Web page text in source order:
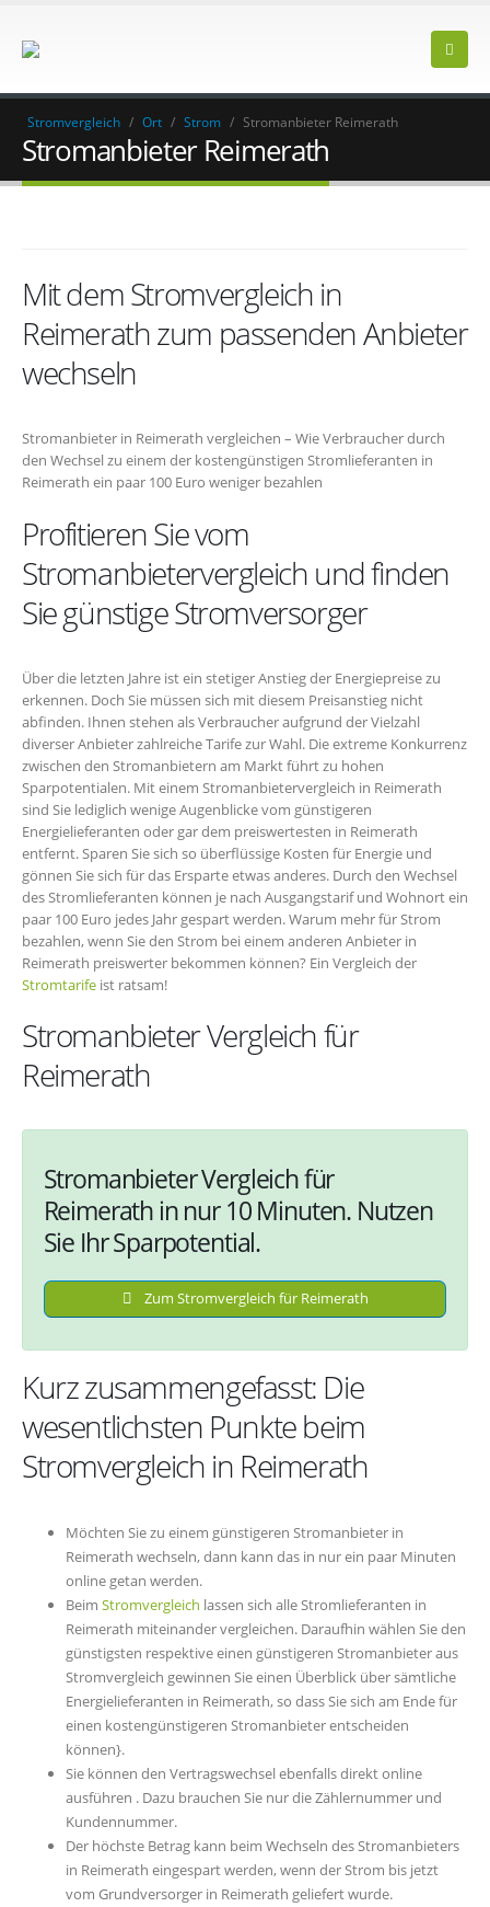
Stromvergleich / Ort / Strom / Stromanbieter Reimerath
Stromanbieter Reimerath
Mit dem Stromvergleich in
Reimerath zum passenden Anbieter
wechseln
Stromanbieter in Reimerath vergleichen – Wie Verbraucher durch
den Wechsel zu einem der kostengünstigen Stromlieferanten in
Reimerath ein paar 100 Euro weniger bezahlen
Profitieren Sie vom
Stromanbietervergleich und finden
Sie günstige Stromversorger
Über die letzten Jahre ist ein stetiger Anstieg der Energiepreise zu
erkennen. Doch Sie müssen sich mit diesem Preisanstieg nicht
abfinden. Ihnen stehen als Verbraucher aufgrund der Vielzahl
diverser Anbieter zahlreiche Tarife zur Wahl. Die extreme Konkurrenz
zwischen den Stromanbietern am Markt führt zu hohen
Sparpotentialen. Mit einem Stromanbietervergleich in Reimerath
sind Sie lediglich wenige Augenblicke vom günstigeren
Energielieferanten oder gar dem preiswertesten in Reimerath
entfernt. Sparen Sie sich so überflüssige Kosten für Energie und
gönnen Sie sich für das Ersparte etwas anderes. Durch den Wechsel
des Stromlieferanten können je nach Ausgangstarif und Wohnort ein
paar 100 Euro jedes Jahr gespart werden. Warum mehr für Strom
bezahlen, wenn Sie den Strom bei einem anderen Anbieter in
Reimerath preiswerter bekommen können? Ein Vergleich der
Stromtarife ist ratsam!
Stromanbieter Vergleich für
Reimerath
Stromanbieter Vergleich für
Reimerath in nur 10 Minuten. Nutzen
Sie Ihr Sparpotential.
Zum Stromvergleich für Reimerath
Kurz zusammengefasst: Die
wesentlichsten Punkte beim
Stromvergleich in Reimerath
Möchten Sie zu einem günstigeren Stromanbieter in
Reimerath wechseln, dann kann das in nur ein paar Minuten
online getan werden.
Beim Stromvergleich lassen sich alle Stromlieferanten in
Reimerath miteinander vergleichen. Daraufhin wählen Sie den
günstigsten respektive einen günstigeren Stromanbieter aus
Stromvergleich gewinnen Sie einen Überblick über sämtliche
Energielieferanten in Reimerath, so dass Sie sich am Ende für
einen kostengünstigeren Stromanbieter entscheiden
können}.
Sie können den Vertragswechsel ebenfalls direkt online
ausführen . Dazu brauchen Sie nur die Zählernummer und
Kundennummer.
Der höchste Betrag kann beim Wechseln des Stromanbieters
in Reimerath eingespart werden, wenn der Strom bis jetzt
vom Grundversorger in Reimerath geliefert wurde.